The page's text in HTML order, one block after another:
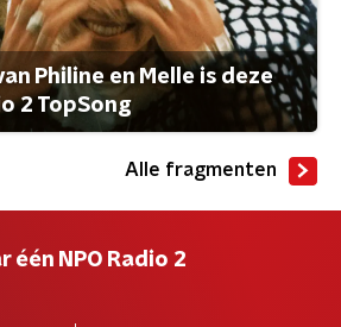
Philine en Melle is deze
2 TopSong
Alle fragmenten
één NPO Radio 2